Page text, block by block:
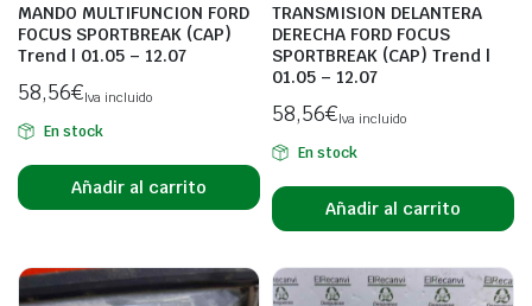
MANDO MULTIFUNCION FORD
FOCUS SPORTBREAK (CAP)
Trend | 01.05 – 12.07
58,56€Iva incluido
En stock
Añadir al carrito
TRANSMISION DELANTERA
DERECHA FORD FOCUS
SPORTBREAK (CAP) Trend |
01.05 – 12.07
58,56€Iva incluido
En stock
Añadir al carrito